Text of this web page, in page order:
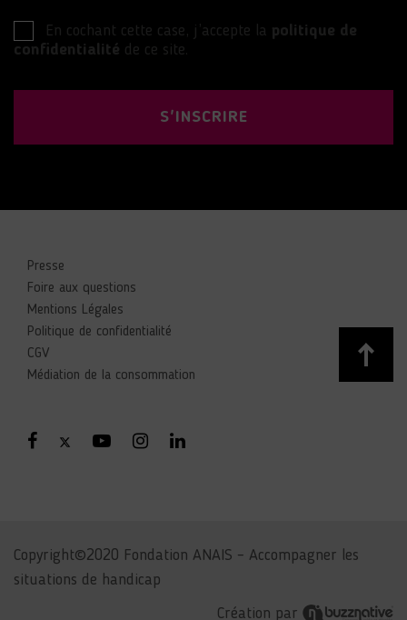
En cochant cette case, j’accepte la politique de
confidentialité de ce site.
S'INSCRIRE
Presse
Foire aux questions
Mentions Légales
Politique de confidentialité
CGV
Médiation de la consommation
Copyright©2020 Fondation ANAIS – Accompagner les
situations de handicap
Création par